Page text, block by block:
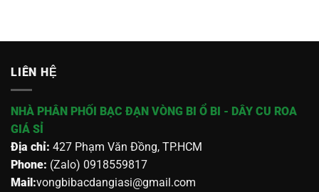
LIÊN HỆ
NHÀ PHÂN PHỐI BẠC ĐẠN VÒNG BI Ổ BI - DÂY CU ROA
GIÁ SỈ
Địa chỉ: 427 Phạm Văn Đồng, TP.HCM
Phone: (Zalo) 0918559817
Mail:vongbibacdangiasi@gmail.com